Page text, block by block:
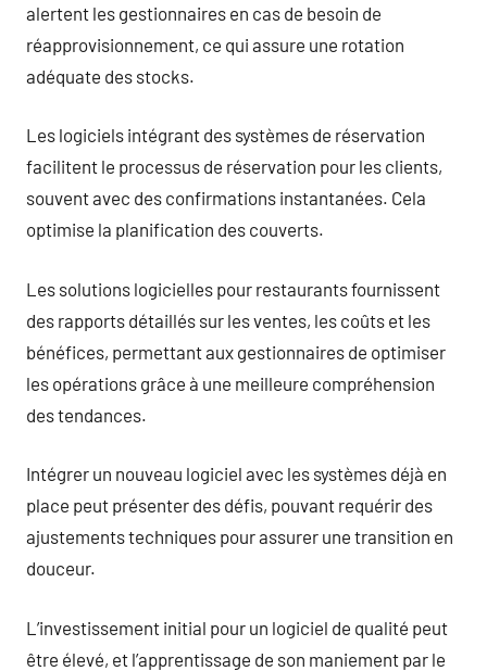
alertent les gestionnaires en cas de besoin de
réapprovisionnement, ce qui assure une rotation
adéquate des stocks.
Les logiciels intégrant des systèmes de réservation
facilitent le processus de réservation pour les clients,
souvent avec des confirmations instantanées. Cela
optimise la planification des couverts.
Les solutions logicielles pour restaurants fournissent
des rapports détaillés sur les ventes, les coûts et les
bénéfices, permettant aux gestionnaires de optimiser
les opérations grâce à une meilleure compréhension
des tendances.
Intégrer un nouveau logiciel avec les systèmes déjà en
place peut présenter des défis, pouvant requérir des
ajustements techniques pour assurer une transition en
douceur.
L’investissement initial pour un logiciel de qualité peut
être élevé, et l’apprentissage de son maniement par le